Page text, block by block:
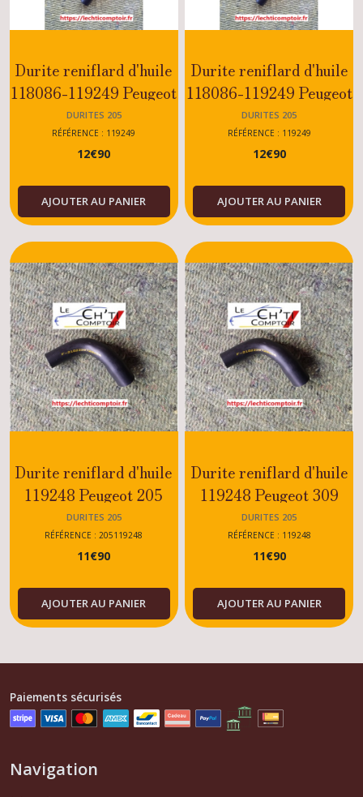
Durite reniflard d'huile
118086-119249 Peugeot
205 DIESEL /
DTURBO
DURITES 205
RÉFÉRENCE : 119249
12€90
AJOUTER AU PANIER
Durite reniflard d'huile
118086-119249 Peugeot
309 DIESEL / TURBO
DIESEL
DURITES 205
RÉFÉRENCE : 119249
12€90
AJOUTER AU PANIER
Durite reniflard d'huile
119248 Peugeot 205
DIESEL / DTURBO
DURITES 205
RÉFÉRENCE : 205119248
11€90
AJOUTER AU PANIER
Durite reniflard d'huile
119248 Peugeot 309
DIESEL / TURBO
DIESEL
DURITES 205
RÉFÉRENCE : 119248
11€90
AJOUTER AU PANIER
Paiements sécurisés
Navigation